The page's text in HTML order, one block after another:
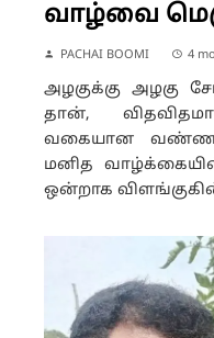
வாழ்வை
PACHAI BOOMI 4
அழகுக்கு அழகு
தான்,
வகையான
மனித
ஒன்றாக